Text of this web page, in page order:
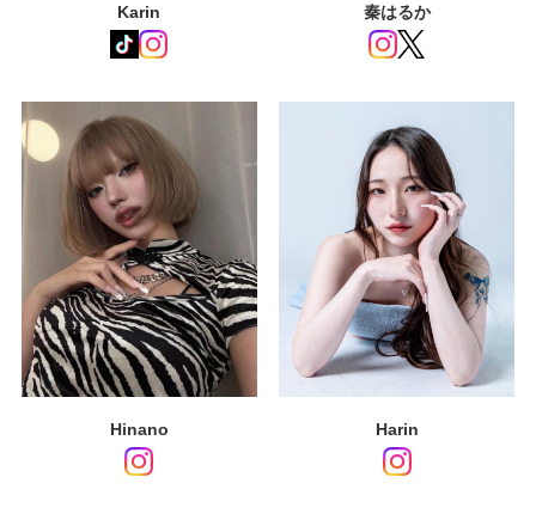
Karin 秦はるか
Hinano Harin